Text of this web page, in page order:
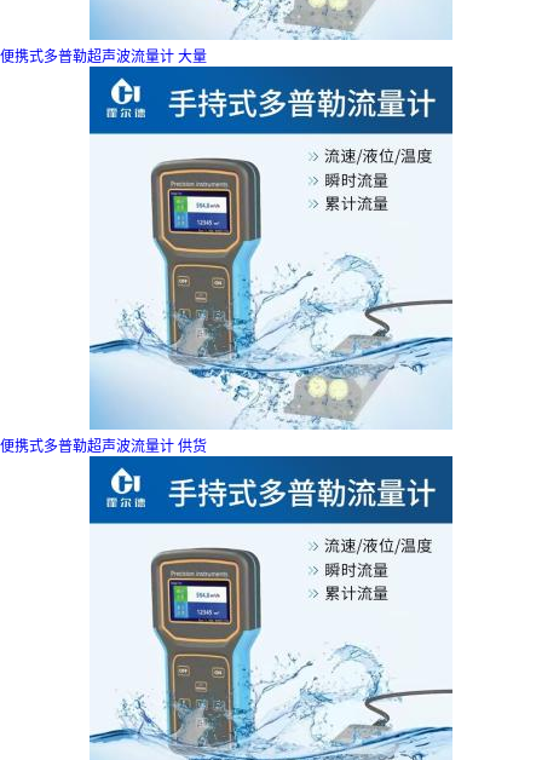
便携式多普勒超声波流量计 大量
便携式多普勒超声波流量计 供货